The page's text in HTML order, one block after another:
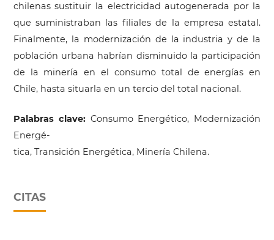
chilenas sustituir la electricidad autogenerada por la
que suministraban las filiales de la empresa estatal.
Finalmente, la modernización de la industria y de la
población urbana habrían disminuido la participación
de la minería en el consumo total de energías en
Chile, hasta situarla en un tercio del total nacional.
Palabras clave:Consumo Energético, Modernización
Energé-
tica, Transición Energética, Minería Chilena.
CITAS